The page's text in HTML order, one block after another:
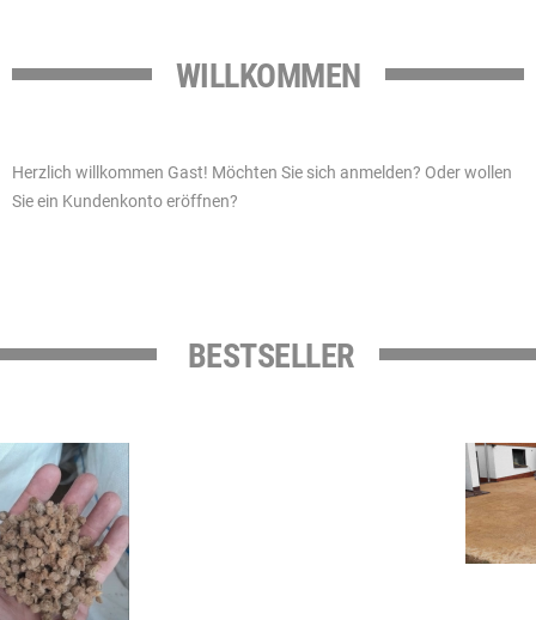
WILLKOMMEN
Herzlich willkommen Gast! Möchten Sie sich anmelden? Oder wollen
Sie ein Kundenkontoeröffnen?
BESTSELLER